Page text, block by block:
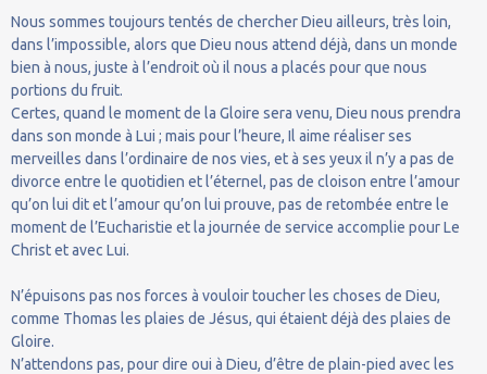
Nous sommes toujours tentés de chercher Dieu ailleurs, très loin,
dans l’impossible, alors que Dieu nous attend déjà, dans un monde
bien à nous, juste à l’endroit où il nous a placés pour que nous
portions du fruit.
Certes, quand le moment de la Gloire sera venu, Dieu nous prendra
dans son monde à Lui ; mais pour l’heure, Il aime réaliser ses
merveilles dans l’ordinaire de nos vies, et à ses yeux il n’y a pas de
divorce entre le quotidien et l’éternel, pas de cloison entre l’amour
qu’on lui dit et l’amour qu’on lui prouve, pas de retombée entre le
moment de l’Eucharistie et la journée de service accomplie pour Le
Christ et avec Lui.
N’épuisons pas nos forces à vouloir toucher les choses de Dieu,
comme Thomas les plaies de Jésus, qui étaient déjà des plaies de
Gloire.
N’attendons pas, pour dire oui à Dieu, d’être de plain-pied avec les